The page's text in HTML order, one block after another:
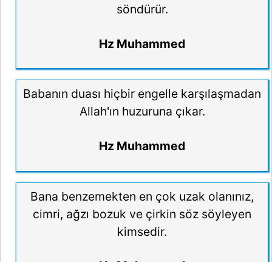
söndürür.
Hz Muhammed
Babanın duası hiçbir engelle karşılaşmadan
Allah'ın huzuruna çıkar.
Hz Muhammed
Bana benzemekten en çok uzak olanınız,
cimri, ağzı bozuk ve çirkin söz söyleyen
kimsedir.